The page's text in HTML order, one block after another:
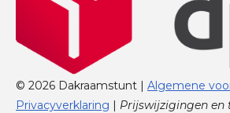
© 2026 Dakraamstunt | Algemene
Privacyverklaring | Prijswijzigingen en